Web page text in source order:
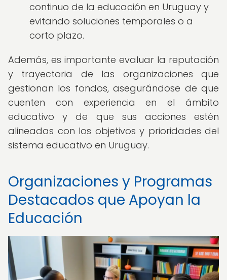
continuo de la educación en Uruguay y
evitando soluciones temporales o a
corto plazo.
Además, es importante evaluar la reputación
y trayectoria de las organizaciones que
gestionan los fondos, asegurándose de que
cuenten con experiencia en el ámbito
educativo y de que sus acciones estén
alineadas con los objetivos y prioridades del
sistema educativo en Uruguay.
Organizaciones y Programas
Destacados que Apoyan la
Educación